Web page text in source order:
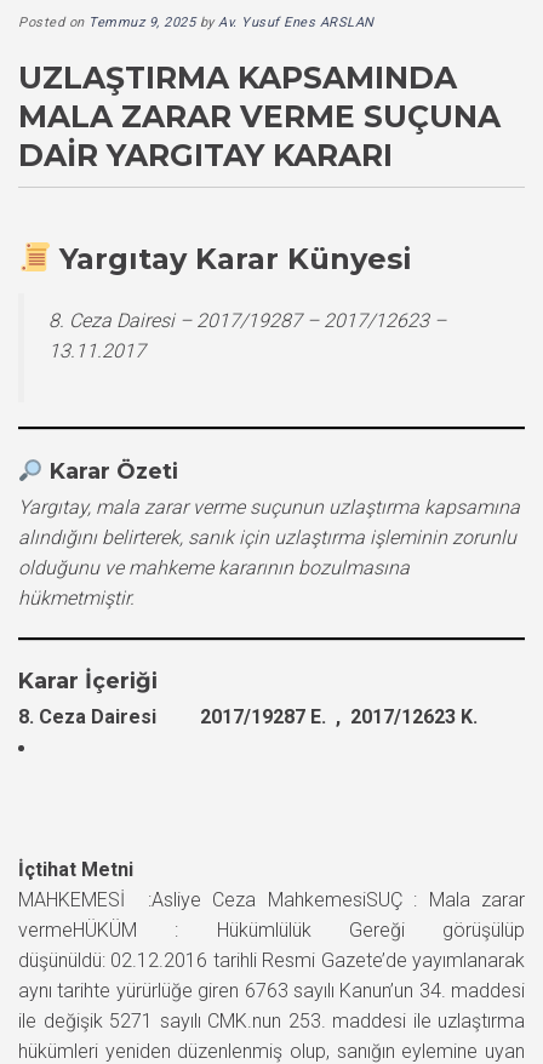
Posted on Temmuz 9, 2025byAv. Yusuf Enes ARSLAN
UZLAŞTIRMA KAPSAMINDA
MALA ZARAR VERME SUÇUNA
DAIR YARGITAY KARARI
Yargıtay Karar Künyesi
8. Ceza Dairesi – 2017/19287 – 2017/12623 –
13.11.2017
Karar Özeti
Yargıtay, mala zarar verme suçunun uzlaştırma kapsamına
alındığını belirterek, sanık için uzlaştırma işleminin zorunlu
olduğunu ve mahkeme kararının bozulmasına
hükmetmiştir.
Karar İçeriği
8. Ceza Dairesi 2017/19287 E. , 2017/12623 K.
İçtihat Metni
MAHKEMESİ :Asliye Ceza MahkemesiSUÇ : Mala zarar
vermeHÜKÜM : Hükümlülük Gereği görüşülüp
düşünüldü: 02.12.2016 tarihli Resmi Gazete’de yayımlanarak
aynı tarihte yürürlüğe giren 6763 sayılı Kanun’un 34. maddesi
ile değişik 5271 sayılı CMK.nun 253. maddesi ile uzlaştırma
hükümleri yeniden düzenlenmiş olup, sanığın eylemine uyan